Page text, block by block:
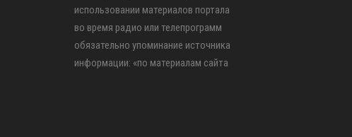
использовании материалов портала
во время радио или телепрограмм
обязательно упоминание источника
информации: «по материалам сайта